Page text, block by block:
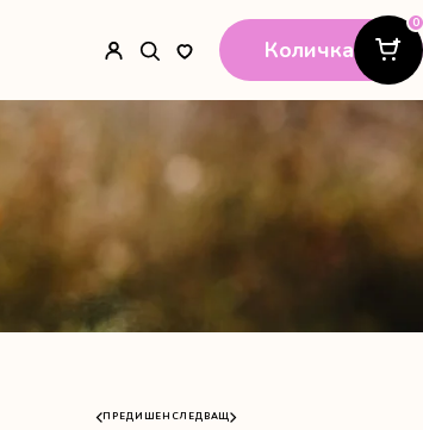
Количка
0
ПРЕДИШЕН СЛЕДВАЩ